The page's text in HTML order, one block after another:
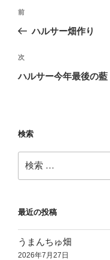
投
ビ
ゲ
ン
過
去
投
前
ハルサー畑作り
次
の
次
ハルサー今年最後の藍
検索
検
索:
最近の投稿
うまんちゅ畑
2026年7月27日